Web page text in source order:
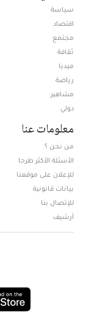
سياسة
اقتصاد
مجتمع
ثقافة
ميديا
رياضة
مشاهير
دولي
معلومات عنا
من نحن ؟
الأسئلة الأكثر طرحا
للإعلان على موقعنا
بيانات قانونية
للإتصال بنا
أرشيف